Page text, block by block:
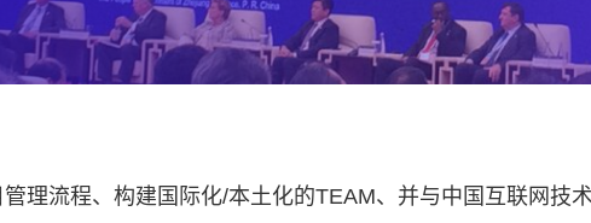
理流程、构建国际化/本土化的TEAM、并与中国互联网技